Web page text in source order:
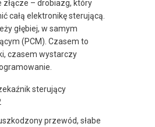
złącze – drobiazg, który
całą elektronikę sterującą.
głębiej, w samym
(PCM). Czasem to
czasem wystarczy
sterujący
przewód, słabe